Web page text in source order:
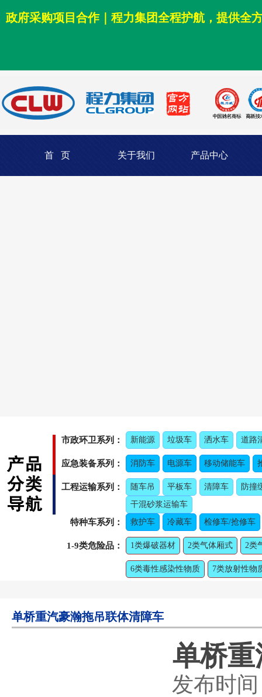
政府采购项目合作｜程力集团全程护航，提供全
首 页 关于我们 产品中心
市政环卫系列： 新能源 垃圾车 洒水车 道路
应急装备系列： 消防车 电源车 移动储能车
工程运输系列： 随车吊 平板车 清障车
防撞
干混砂浆运输车
特种车系列： 救护车 冷藏车 检修车/抢修车
1-9类危险品： 1类爆破器材 2类气体厢式 2类
6类毒性感染性物质 7类放射性物
单桥重汽豪瀚拖吊联体清障车
单桥
发布时